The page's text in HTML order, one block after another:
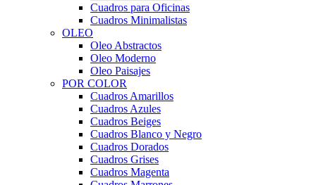
Cuadros para Oficinas
Cuadros Minimalistas
OLEO
Oleo Abstractos
Oleo Moderno
Oleo Paisajes
POR COLOR
Cuadros Amarillos
Cuadros Azules
Cuadros Beiges
Cuadros Blanco y Negro
Cuadros Dorados
Cuadros Grises
Cuadros Magenta